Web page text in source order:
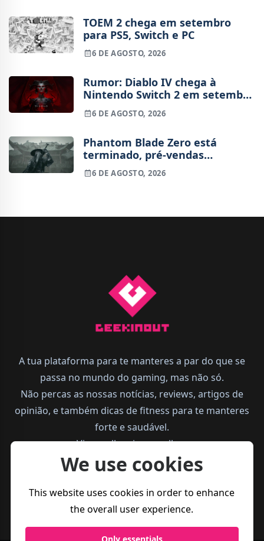
TOEM 2 chega em setembro
para PS5, Switch e PC
6 DE AGOSTO, 2026
Rumor: Diablo IV chega à
Nintendo Switch 2 em setembro
e vai custar o preço de um jogo
novo
6 DE AGOSTO, 2026
Phantom Blade Zero está
terminado, pré-vendas
começam na próxima semana
6 DE AGOSTO, 2026
A tua plataforma para te manteres a par do que se
passa no mundo do gaming, mas não só.
Não percas as nossas notícias, reviews, artigos de
opinião, e também dicas de fitness para te manteres
forte e saudável.
Vive melhor, joga melhor.
We use cookies
This website uses cookies in order to enhance
the overall user experience.
Only essentials